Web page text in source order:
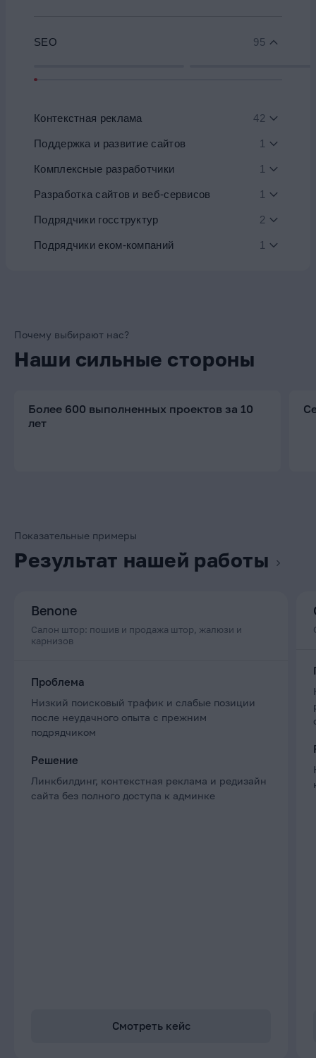
SEO 95
Контекстная реклама 42
Поддержка и развитие сайтов 1
Комплексные разработчики 1
Разработка сайтов и веб-сервисов 1
Подрядчики госструктур 2
Подрядчики еком-компаний 1
Почему выбирают нас?
Наши сильные стороны
Более 600 выполненных проектов за 10
лет
Показательные примеры
Результат нашей работы
Benone
Салон штор: пошив и продажа штор, жалюзи и
карнизов
Смотреть кейс
Проблема
Низкий поисковый трафик и слабые позиции
после неудачного опыта с прежним
подрядчиком
Решение
Линкбилдинг, контекстная реклама и редизайн
сайта без полного доступа к админке